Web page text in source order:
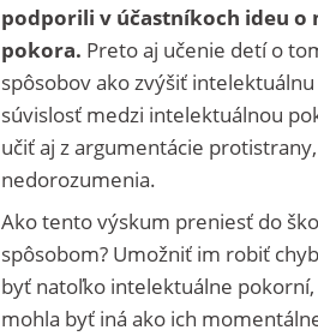
podporili v účastníkoch ideu o
pokora. Preto aj učenie detí o
spôsobov ako zvýšiť
súvislosť medzi intelektuálnou
učiť aj z argumentácie
nedorozumenia.
Ako tento výskum preniesť do
spôsobom? Umožniť im robiť
byť natoľko intelektuálne
mohla byť iná ako ich